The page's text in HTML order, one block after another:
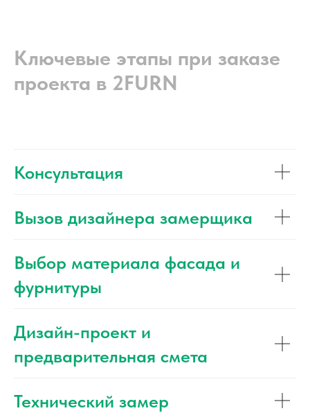
Ключевые этапы при заказе
проекта в 2FURN
Консультация
Вызов дизайнера замерщика
Выбор материала фасада и
фурнитуры
Дизайн-проект и
предварительная смета
Технический замер